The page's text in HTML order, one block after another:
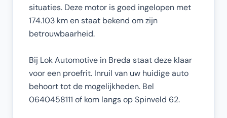
situaties. Deze motor is goed ingelopen met
174.103 km en staat bekend om zijn
betrouwbaarheid.
Bij Lok Automotive in Breda staat deze klaar
voor een proefrit. Inruil van uw huidige auto
behoort tot de mogelijkheden. Bel
0640458111 of kom langs op Spinveld 62.